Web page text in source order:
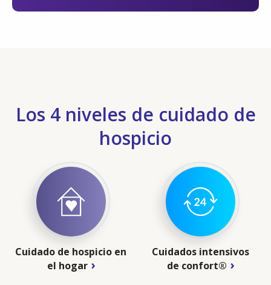
Los 4 niveles de cuidado de
hospicio
Cuidado de hospicio en
el hogar
Cuidados intensivos
de confort®